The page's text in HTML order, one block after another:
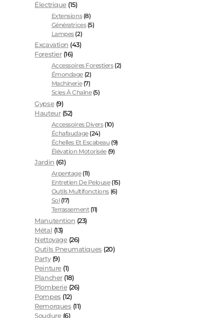
Électrique (15)
Extensions (8)
Génératrices (5)
Lampes (2)
Excavation (43)
Forestier (16)
Accessoires Forestiers (2)
Émondage (2)
Machinerie (7)
Scies À Chaîne (5)
Gypse (9)
Hauteur (52)
Accessoires Divers (10)
Échafaudage (24)
Échelles Et Escabeau (9)
Élévation Motorisée (9)
Jardin (61)
Arpentage (11)
Entretien De Pelouse (15)
Outils Multifonctions (6)
Sol (17)
Terrassement (11)
Manutention (23)
Métal (13)
Nettoyage (26)
Outils Pneumatiques (20)
Party (9)
Peinture (1)
Plancher (18)
Plomberie (26)
Pompes (12)
Remorques (11)
Soudure (6)